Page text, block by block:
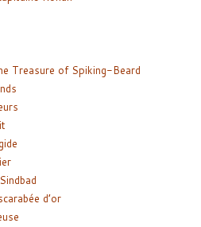
Treasure of Spiking-Beard
d’or